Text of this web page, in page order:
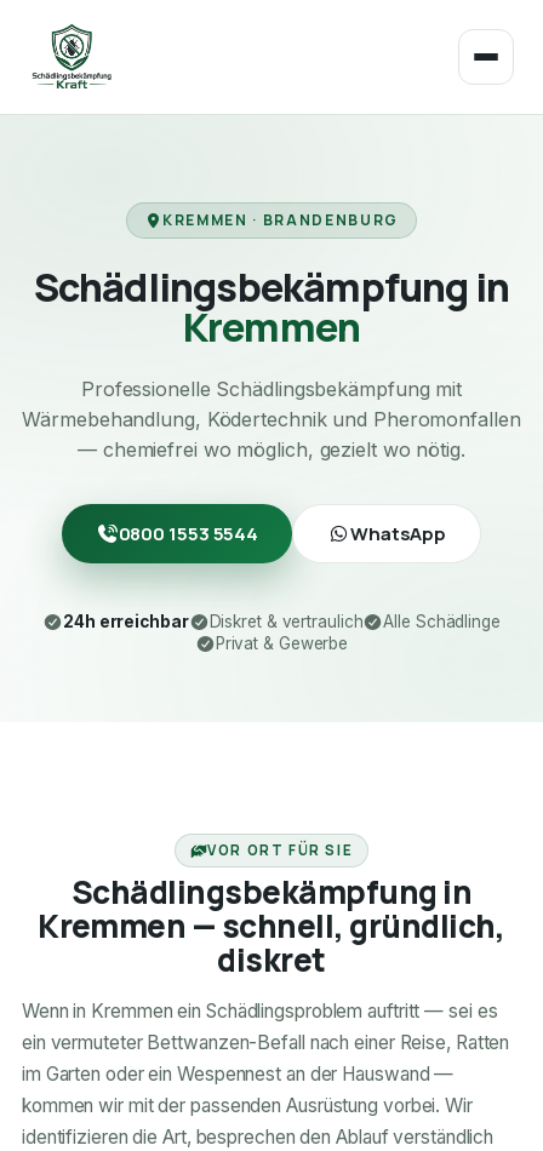
KREMMEN · BRANDENBURG
Schädlingsbekämpfung in
Kremmen
Professionelle Schädlingsbekämpfung mit
Wärmebehandlung, Ködertechnik und Pheromonfallen
— chemiefrei wo möglich, gezielt wo nötig.
0800 1553 5544 WhatsApp
24h erreichbar Diskret & vertraulich
Alle Schädlinge
Privat & Gewerbe
VOR ORT FÜR SIE
Schädlingsbekämpfung in
Kremmen — schnell, gründlich,
diskret
Wenn in Kremmen ein Schädlingsproblem auftritt — sei es
ein vermuteter Bettwanzen-Befall nach einer Reise, Ratten
im Garten oder ein Wespennest an der Hauswand —
kommen wir mit der passenden Ausrüstung vorbei. Wir
identifizieren die Art, besprechen den Ablauf verständlich